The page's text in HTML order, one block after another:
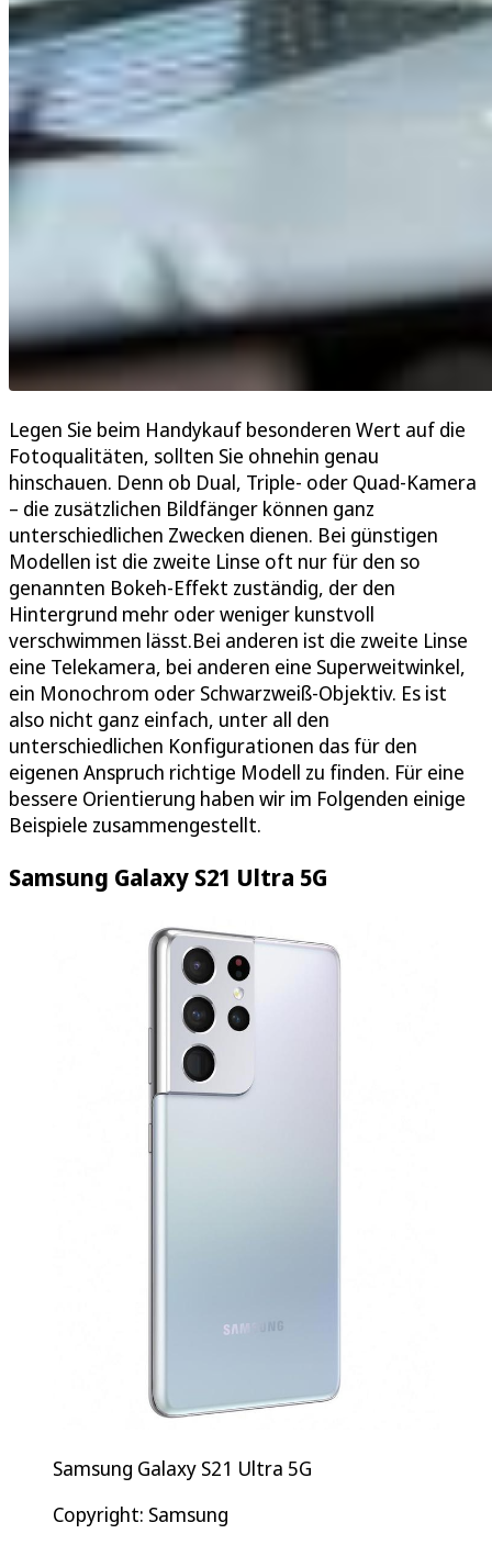
Legen Sie beim Handykauf besonderen Wert auf die
Fotoqualitäten, sollten Sie ohnehin genau
hinschauen. Denn ob Dual­, Triple- oder Quad-Kamera
– die zusätzlichen Bildfänger können ganz
unterschiedlichen Zwecken dienen. Bei günstigen
Modellen ist die zweite Linse oft nur für den so
genannten Bokeh-Effekt zuständig, der den
Hintergrund mehr oder weniger kunstvoll
verschwimmen lässt.Bei anderen ist die zweite Linse
eine Telekamera, bei anderen eine Superweitwinkel,
ein Monochrom­ oder Schwarzweiß-Objektiv. Es ist
also nicht ganz einfach, unter all den
unterschiedlichen Konfigurationen das für den
eigenen Anspruch richtige Modell zu finden. Für eine
bessere Orientierung haben wir im Folgenden einige
Beispiele zusammengestellt.
Samsung Galaxy S21 Ultra 5G
Samsung Galaxy S21 Ultra 5G
Copyright: Samsung